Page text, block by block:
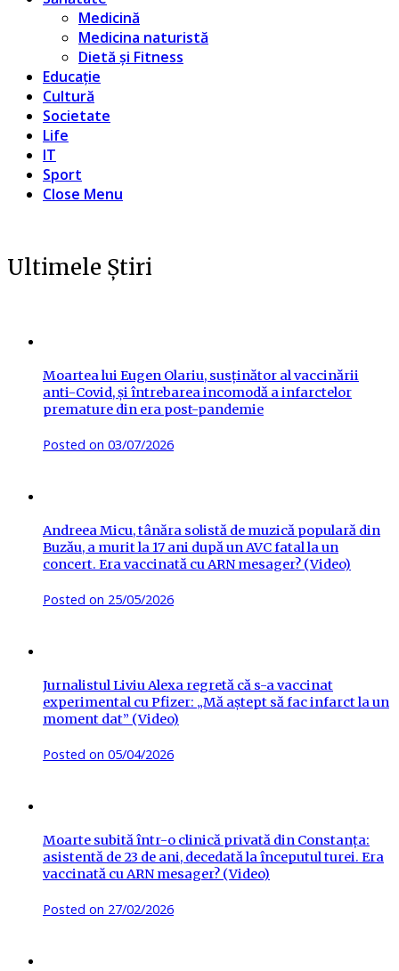
Medicină
Medicina naturistă
Dietă și Fitness
Educație
Cultură
Societate
Life
IT
Sport
Close Menu
Ultimele Știri
Moartea lui Eugen Olariu, susținător al vaccinării
anti-Covid, și întrebarea incomodă a infarctelor
premature din era post-pandemie
Posted on 03/07/2026
Andreea Micu, tânăra solistă de muzică populară din
Buzău, a murit la 17 ani după un AVC fatal la un
concert. Era vaccinată cu ARN mesager? (Video)
Posted on 25/05/2026
Jurnalistul Liviu Alexa regretă că s-a vaccinat
experimental cu Pfizer: „Mă aștept să fac infarct la un
moment dat” (Video)
Posted on 05/04/2026
Moarte subită într-o clinică privată din Constanța:
asistentă de 23 de ani, decedată la începutul turei. Era
vaccinată cu ARN mesager? (Video)
Posted on 27/02/2026